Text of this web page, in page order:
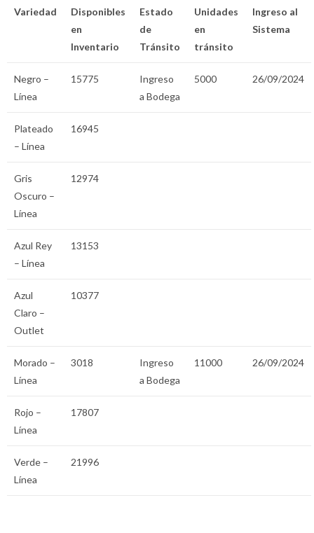
Variedad
Disponibles
en
Inventario
Estado
de
Tránsito
Unidades
en
tránsito
Ingreso al
Sistema
Negro –
Línea
15775
Ingreso
a Bodega
5000 26/09/2024
Plateado
– Línea
16945
Gris
Oscuro –
Línea
12974
Azul Rey
– Línea
13153
Azul
Claro –
Outlet
10377
Morado –
Línea
3018
Ingreso
a Bodega
11000 26/09/2024
Rojo –
Línea
17807
Verde –
Línea
21996